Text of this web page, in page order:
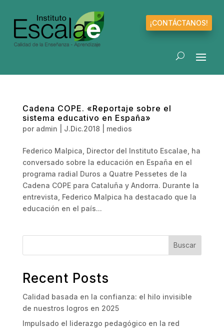
¡CONTÁCTANOS!
Cadena COPE. «Reportaje sobre el
sistema educativo en España»
por admin J.Dic.2018 medios
Federico Malpica, Director del Instituto Escalae, ha
conversado sobre la educación en España en el
programa radial Duros a Quatre Pessetes de la
Cadena COPE para Cataluña y Andorra. Durante la
entrevista, Federico Malpica ha destacado que la
educación en el país...
Buscar
Recent Posts
Calidad basada en la confianza: el hilo invisible
de nuestros logros en 2025
Impulsado el liderazgo pedagógico en la red